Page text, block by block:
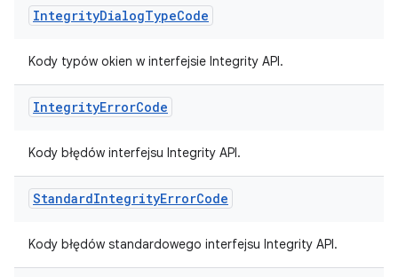
IntegrityDialogTypeCode
Kody typów okien w interfejsie Integrity API.
IntegrityErrorCode
Kody błędów interfejsu Integrity API.
StandardIntegrityErrorCode
Kody błędów standardowego interfejsu Integrity API.